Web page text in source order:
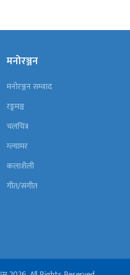
मनोरञ्जन
मनोरञ्जन सम्वाद
रङ्गमञ्च
चलचित्र
ग्ल्यामर
कलाशैली
गीत/संगीत